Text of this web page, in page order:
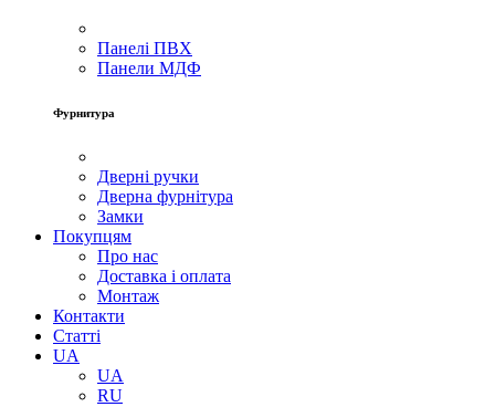
Панелі ПВХ
Панели МДФ
Фурнитура
Дверні ручки
Дверна фурнітура
Замки
Покупцям
Про нас
Доставка і оплата
Монтаж
Контакти
Статті
UA
UA
RU